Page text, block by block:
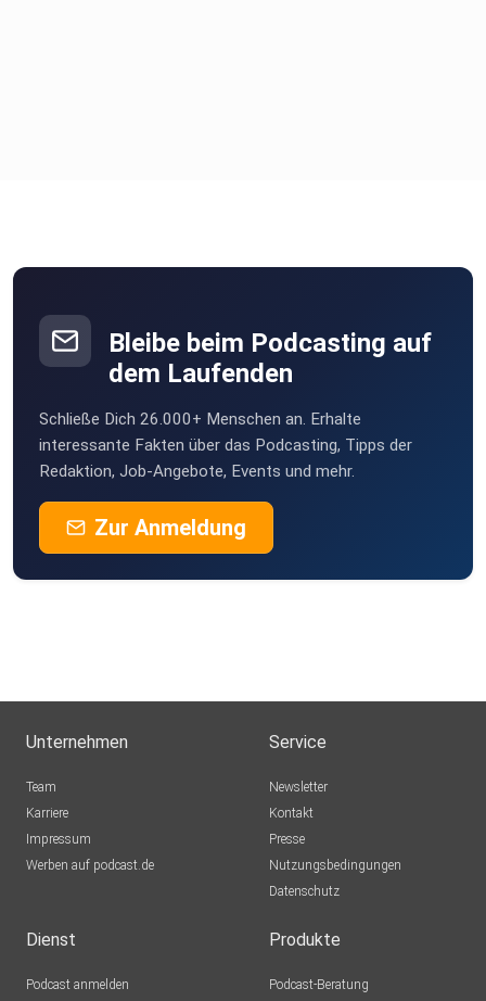
Bleibe beim Podcasting auf
dem Laufenden
Schließe Dich 26.000+ Menschen an. Erhalte
interessante Fakten über das Podcasting, Tipps der
Redaktion, Job-Angebote, Events und mehr.
Zur Anmeldung
Unternehmen
Team
Karriere
Impressum
Werben auf podcast.de
Service
Newsletter
Kontakt
Presse
Nutzungsbedingungen
Datenschutz
Dienst
Podcast anmelden
Produkte
Podcast-Beratung